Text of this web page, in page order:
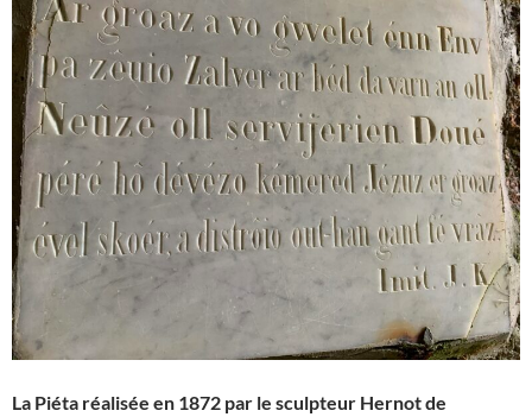
La Piéta réalisée en 1872 par le sculpteur Hernot de